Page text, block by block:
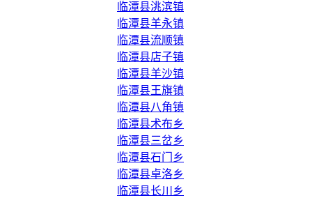
临潭县洮滨镇
临潭县羊永镇
临潭县流顺镇
临潭县店子镇
临潭县羊沙镇
临潭县王旗镇
临潭县八角镇
临潭县术布乡
临潭县三岔乡
临潭县石门乡
临潭县卓洛乡
临潭县长川乡